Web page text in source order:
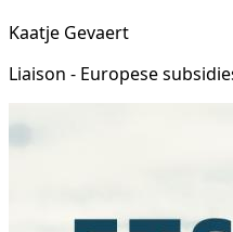
Kaatje Gevaert
Liaison - Europese